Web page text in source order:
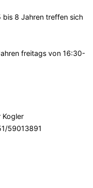
bis 8 Jahren treffen sich
freitags von 16:30-